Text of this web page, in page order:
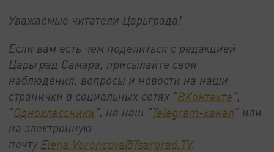
Уважаемые читатели Царьграда!
Если вам есть чем поделиться с редакцией
Царьград Самара, присылайте свои
наблюдения, вопросы и новости на наши
странички в социальных сетях "ВКонтакте",
"Одноклассники", на наш "Telegram-канал" или
на электронную
почту Elena.Voroncova@Tsargrad.TV.